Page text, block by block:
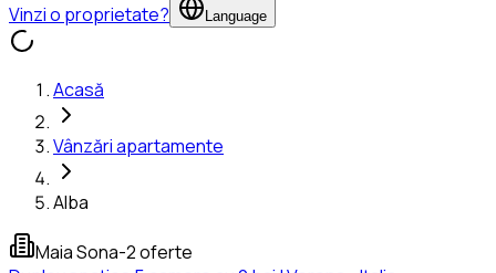
Vinzi o proprietate?
Language
Acasă
Vânzări apartamente
Alba
Maia Sona-2 oferte